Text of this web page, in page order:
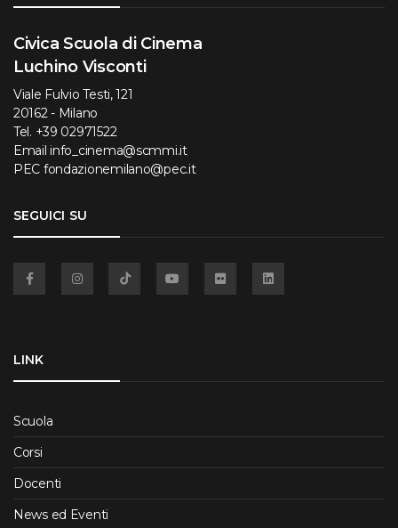
Civica Scuola di Cinema
Luchino Visconti
Viale Fulvio Testi, 121
20162 - Milano
Tel. +39 02971522
Email info_cinema@scmmi.it
PEC fondazionemilano@pec.it
SEGUICI SU
LINK
Scuola
Corsi
Docenti
News ed Eventi